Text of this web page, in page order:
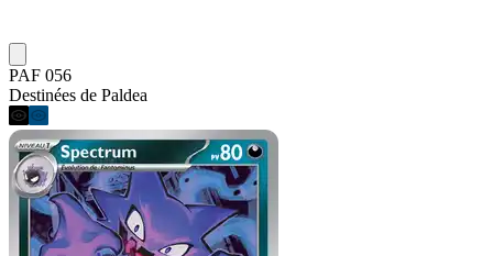
PAF 056
Destinées de Paldea